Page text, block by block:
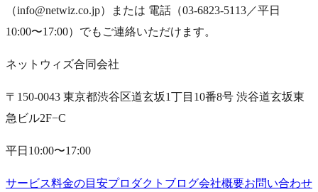
（info@netwiz.co.jp）または 電話（03-6823-5113 ／平日
10:00〜17:00）でもご連絡いただけます。
ネットウィズ合同会社
〒 150-0043 東京都渋谷区道玄坂1丁目10番8号 渋谷道玄坂東
急ビル2F−C
平日10:00〜17:00
サービス料金の目安プロダクト ブログ会社概要お問い合わせ